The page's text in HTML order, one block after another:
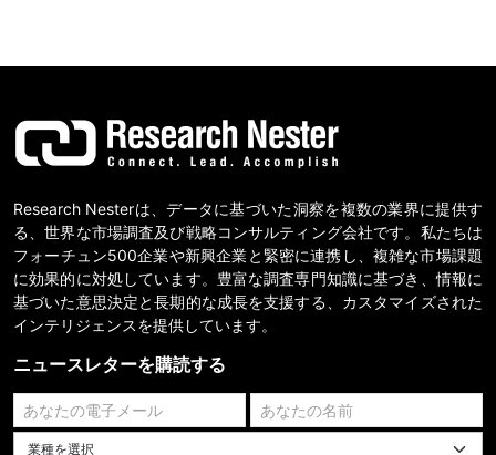
Research Nesterは、データに基づいた洞察を複数の業界に提供す
る、世界な市場調査及び戦略コンサルティング会社です。私たちは
フォーチュン500企業や新興企業と緊密に連携し、複雑な市場課題
に効果的に対処しています。豊富な調査専門知識に基づき、情報に
基づいた意思決定と長期的な成長を支援する、カスタマイズされた
インテリジェンスを提供しています。
ニュースレターを購読する
業種を選択してください